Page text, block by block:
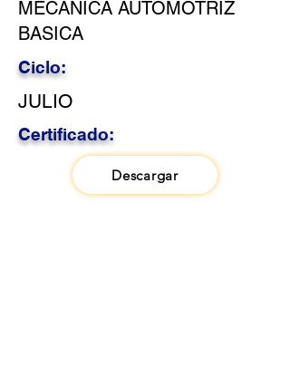
MECANICA AUTOMOTRIZ
BASICA
Ciclo:
JULIO
Certificado:
Descargar